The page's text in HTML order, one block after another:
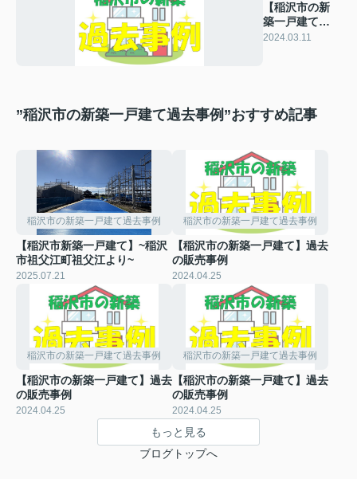
【稲沢市の新
築一戸建て】
過去の販売事
2024.03.11
”稲沢市の新築一戸建て過去事例”おすすめ記事
稲沢市の新築一戸建て過去事例
【稲沢市新築一戸建て】~稲沢
市祖父江町祖父江より~
2025.07.21
稲沢市の新築一戸建て過去事例
【稲沢市の新築一戸建て】過去
の販売事例
2024.04.25
稲沢市の新築一戸建て過去事例
【稲沢市の新築一戸建て】過去
の販売事例
2024.04.25
稲沢市の新築一戸建て過去事例
【稲沢市の新築一戸建て】過去
の販売事例
2024.04.25
もっと見る
ブログトップへ